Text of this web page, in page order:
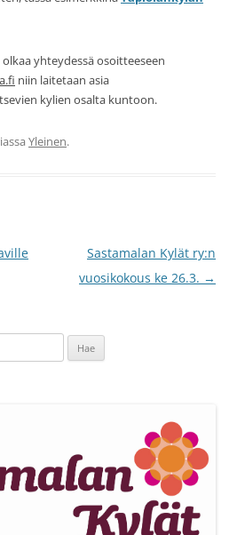
yhteydessäosoitteeseen
niin laitetaan asia
kylien osalta kuntoon.
Yleinen.
Sastamalan Kylät ry:n
vuosikokous ke 26.3. →